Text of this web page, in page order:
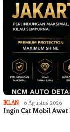
IKLAN 6 Agustus 2026
Ingin Cat Mobil Awet